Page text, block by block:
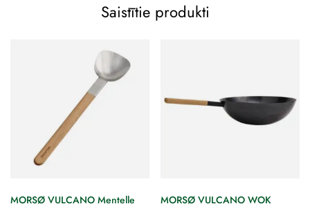
Saistītie produkti
MORSØ VULCANO Mentelle MORSØ VULCANO WOK